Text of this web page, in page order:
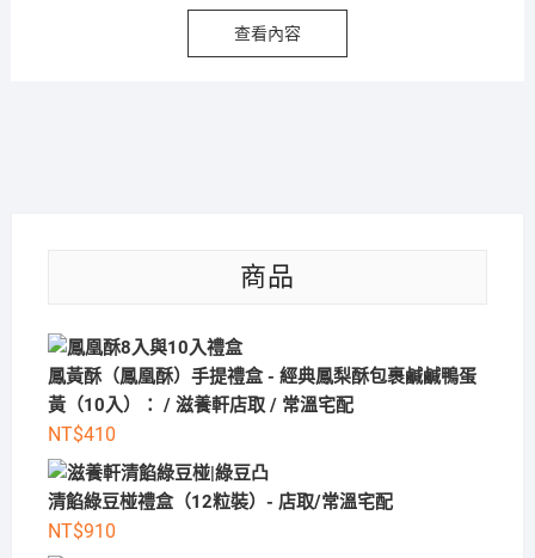
查看內容
商品
鳳黃酥（鳳凰酥）手提禮盒 - 經典鳳梨酥包裹鹹鹹鴨蛋
黃（10入）： / 滋養軒店取 / 常溫宅配
NT$410
清餡綠豆椪禮盒（12粒裝）- 店取/常溫宅配
NT$910